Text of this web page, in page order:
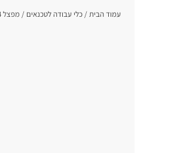
עמוד הבית/כלי עבודה לטכנאים / מפצל 1/4